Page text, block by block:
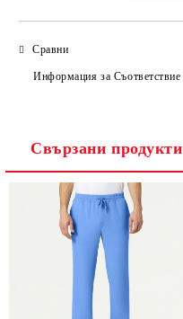
Сравни
Информация за Съответствие
Свързани продукти